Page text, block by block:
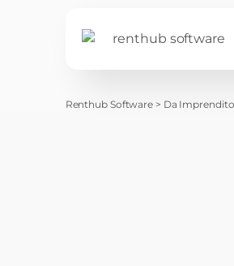
Renthub Software > Da